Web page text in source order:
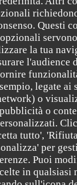
Questi
opzionali
la tua
l'audience
legate ai
o
pubblicità o
tutto',
per
Puoi
in qualsiasi
/ Mastercard,
American
Orari
Lunedi
Chiuso